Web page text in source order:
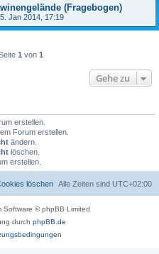
(Fragebogen)
Jan 2014, 17:19
1 von 1
Gehe zu
erstellen.
Forum erstellen.
ändern.
löschen.
erstellen.
Alle Zeiten sind UTC+02:00
löschen
Software © phpBB Limited
durch phpBB.de